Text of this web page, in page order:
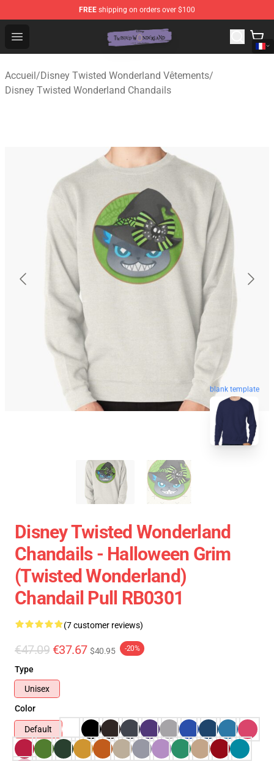
FREE shipping on orders over $100
Open menu
Twisted Wonderland Store - Official Twisted
Accueil/Disney Twisted Wonderland Vêtements/
Disney Twisted Wonderland Chandails
blank template
Disney Twisted Wonderland
Chandails - Halloween Grim
(Twisted Wonderland)
Chandail Pull RB0301
(7 customer reviews)
€47.09 €37.67 $40.95 -20%
Type
Unisex
Color
Default